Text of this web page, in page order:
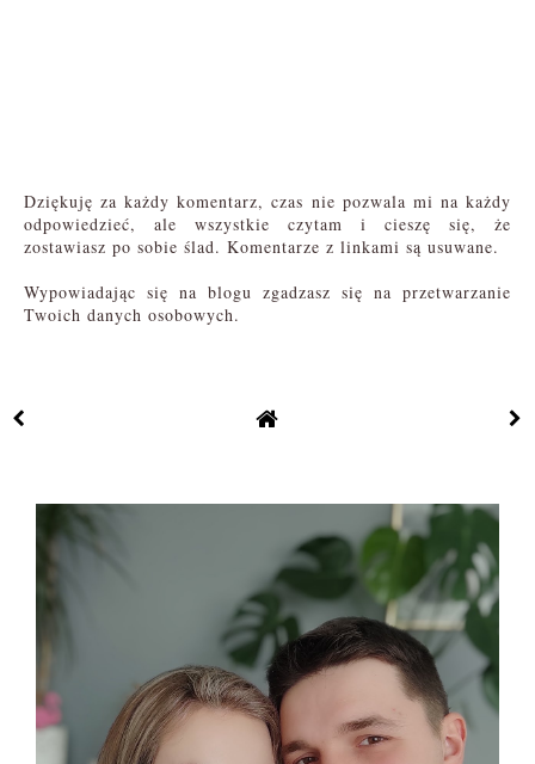
Dziękuję za każdy komentarz, czas nie pozwala mi na każdy
odpowiedzieć, ale wszystkie czytam i cieszę się, że
zostawiasz po sobie ślad. Komentarze z linkami są usuwane.
Wypowiadając się na blogu zgadzasz się na przetwarzanie
Twoich danych osobowych.